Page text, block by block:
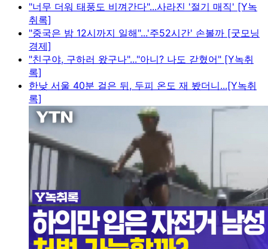
"너무 더워 태풍도 비껴간다"...사라진 '절기 매직' [Y녹
취록]
"중국은 밤 12시까지 일해"...'주52시간' 손볼까 [굿모닝
경제]
"친구야, 구하러 왔구나"..."아니? 나도 갇혔어" [Y녹취
록]
한낮 서울 40분 걸은 뒤, 두피 온도 재 봤더니...[Y녹취
록]